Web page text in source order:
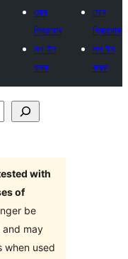
মোৰ
প্ৰিয়বোৰ
লগ ইন
কৰক
মোৰ
প্ৰিয়বোৰ
লগ ইন
কৰক
with
of
be
and may
when used